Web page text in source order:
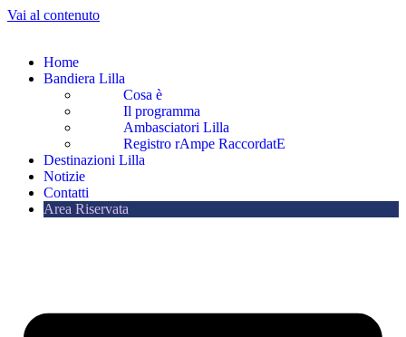
Vai al contenuto
Home
Bandiera Lilla
Cosa è
Il programma
Ambasciatori Lilla
Registro rAmpe RaccordatE
Destinazioni Lilla
Notizie
Contatti
Area Riservata